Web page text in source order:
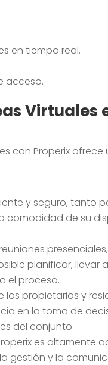
en tiempo real.
acceso.
Virtuales
con Properix ofrece
y seguro, tanto
comodidad de su
planificar, llevar
el proceso.
propietarios y
en la toma de
del conjunto.
es altamente
gestión y la